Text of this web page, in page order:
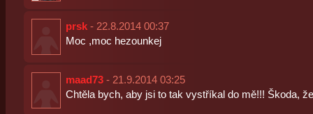
prsk- 22.8.2014 00:37
Moc ,moc hezounkej
maad73- 21.9.2014 03:25
Chtěla bych, aby jsi to tak vystříkal do mě!!! Škoda,